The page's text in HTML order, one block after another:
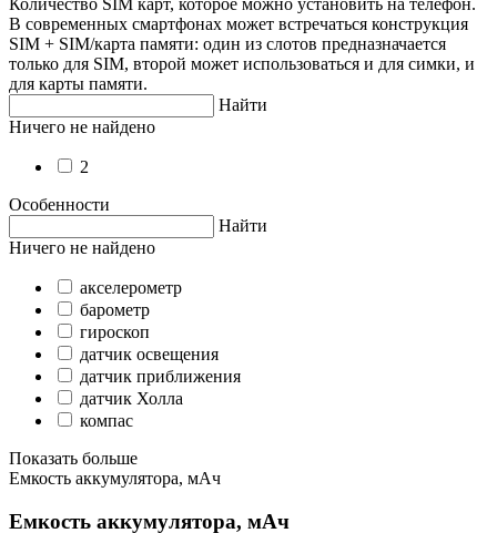
Количество SIM карт, которое можно установить на телефон.
В современных смартфонах может встречаться конструкция
SIM + SIM/карта памяти: один из слотов предназначается
только для SIM, второй может использоваться и для симки, и
для карты памяти.
Найти
Ничего не найдено
2
Особенности
Найти
Ничего не найдено
акселерометр
барометр
гироскоп
датчик освещения
датчик приближения
датчик Холла
компас
Показать больше
Емкость аккумулятора, мАч
Емкость аккумулятора, мАч